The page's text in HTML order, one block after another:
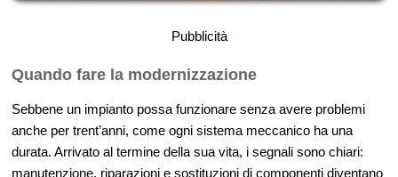
Pubblicità
Quando fare la modernizzazione
Sebbene un impianto possa funzionare senza avere problemi
anche per trent’anni, come ogni sistema meccanico ha una
durata. Arrivato al termine della sua vita, i segnali sono chiari:
manutenzione, riparazioni e sostituzioni di componenti diventano